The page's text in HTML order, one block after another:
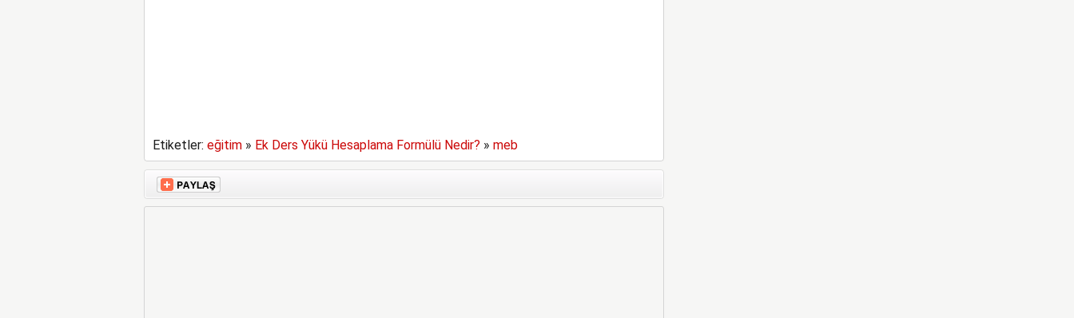
Etiketler: eğitim» Ek Ders Yükü Hesaplama Formülü Nedir? » meb